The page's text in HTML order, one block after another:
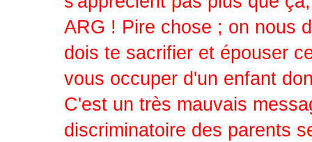
ARG ! Pire chose ; on nous
dois te sacrifier et épouser
vous occuper d'un enfant
C'est un très mauvais
discriminatoire des parents